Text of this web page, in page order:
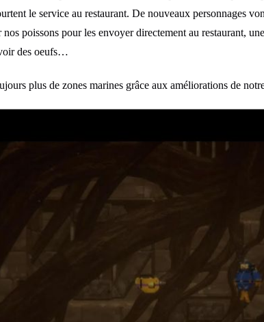
le service au restaurant. De nouveaux personnages
nos poissons pour les envoyer directement au restaurant,
des oeufs…
plus de zones marines grâce aux améliorations de